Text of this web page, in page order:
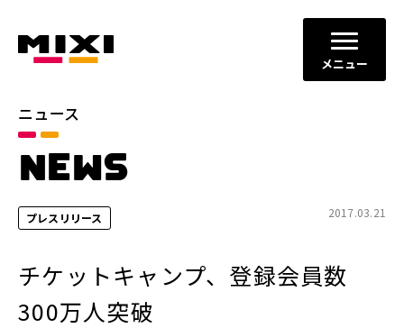
メニュー
ニュース
NEWS
プレスリリース 2017.03.21
チケットキャンプ、登録会員数
300万人突破
カテゴリ
お知らせ
2026年 2025年